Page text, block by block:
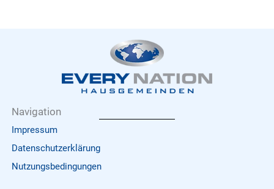
Navigation
Impressum
Datenschutzerklärung
Nutzungsbedingungen